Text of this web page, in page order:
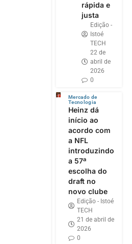
rápida e
justa
Edição -
Istoé
TECH
22 de
abril de
2026
0
Mercado de
Tecnologia
Heinz dá
início ao
acordo com
a NFL
introduzindo
a 57ª
escolha do
draft no
novo clube
Edição - Istoé
TECH
21 de abril de
2026
0